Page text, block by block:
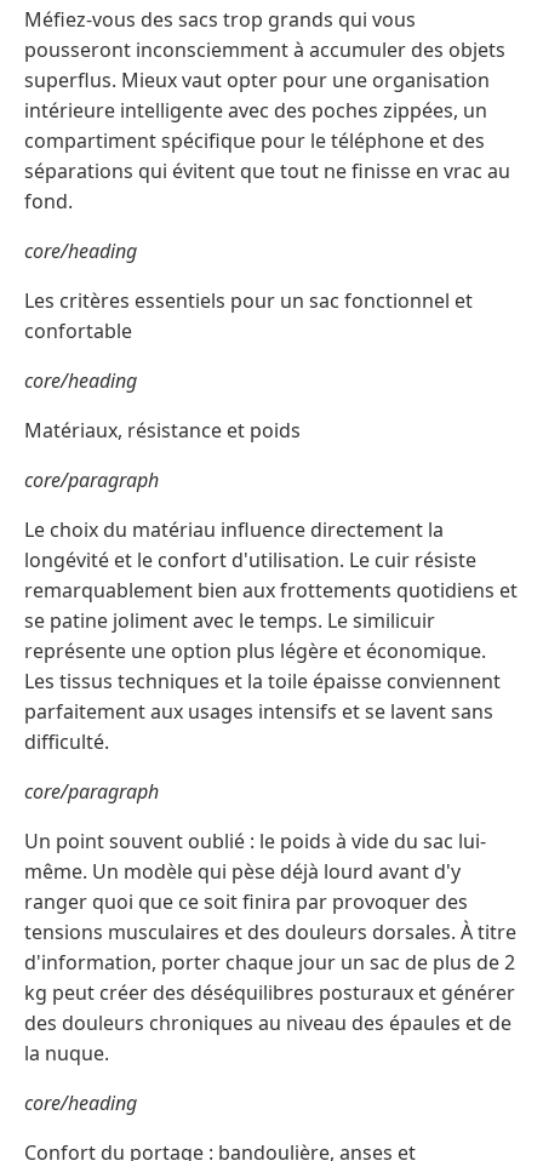
Méfiez-vous des sacs trop grands qui vous
pousseront inconsciemment à accumuler des objets
superflus. Mieux vaut opter pour une organisation
intérieure intelligente avec des poches zippées, un
compartiment spécifique pour le téléphone et des
séparations qui évitent que tout ne finisse en vrac au
fond.
core/heading
Les critères essentiels pour un sac fonctionnel et
confortable
core/heading
Matériaux, résistance et poids
core/paragraph
Le choix du matériau influence directement la
longévité et le confort d'utilisation. Le cuir résiste
remarquablement bien aux frottements quotidiens et
se patine joliment avec le temps. Le similicuir
représente une option plus légère et économique.
Les tissus techniques et la toile épaisse conviennent
parfaitement aux usages intensifs et se lavent sans
difficulté.
core/paragraph
Un point souvent oublié : le poids à vide du sac lui-
même. Un modèle qui pèse déjà lourd avant d'y
ranger quoi que ce soit finira par provoquer des
tensions musculaires et des douleurs dorsales. À titre
d'information, porter chaque jour un sac de plus de 2
kg peut créer des déséquilibres posturaux et générer
des douleurs chroniques au niveau des épaules et de
la nuque.
core/heading
Confort du portage : bandoulière, anses et